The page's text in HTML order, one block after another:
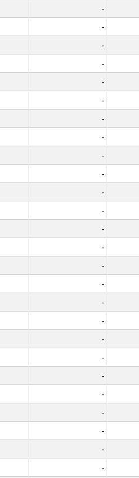
-
-
-
-
-
-
-
-
-
-
-
-
-
-
-
-
-
-
-
-
-
-
-
-
-
-